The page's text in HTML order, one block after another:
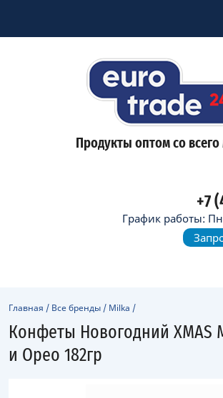
Продукты оптом со
+7
График работы:
Главная / Все бренды / Milka /
Конфеты Новогодний XMAS
и Орео 182гр